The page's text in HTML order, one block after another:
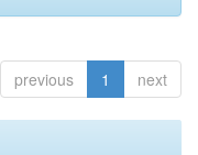
previous 1 next